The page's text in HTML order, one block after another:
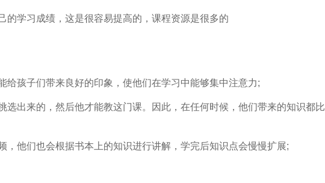
的学习成绩，这是很容易提高的，课程资源是很多的
给孩子们带来良好的印象，使他们在学习中能够集中注意力;
选出来的，然后他才能教这门课。因此，在任何时候，他们带来的知识都比
，他们也会根据书本上的知识进行讲解，学完后知识点会慢慢扩展;